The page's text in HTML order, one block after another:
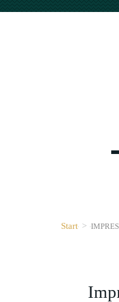
Start >